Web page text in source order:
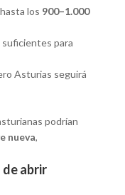
los 900–1.000
suficientes para
Asturias seguirá
podrían
nueva,
abrir